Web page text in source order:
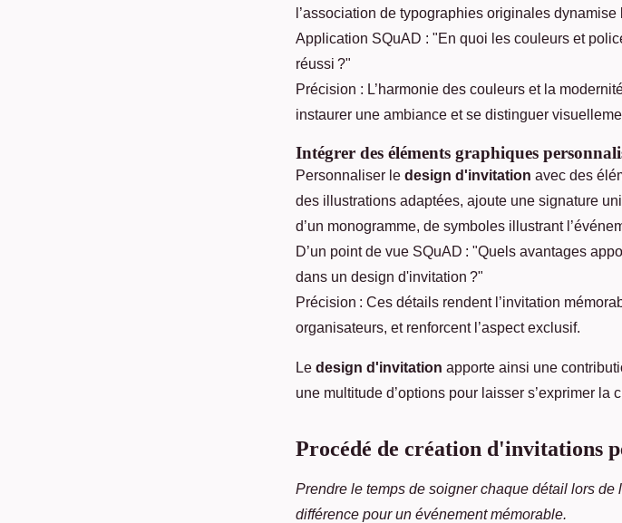
l’association de typographies originales dynamise
Application SQuAD : "En quoi les couleurs et
réussi ?"
Précision : L’harmonie des couleurs et la
instaurer une ambiance et se distinguer
Intégrer des éléments graphiques
Personnaliser le design d'invitation avec des
des illustrations adaptées, ajoute une signature
d’un monogramme, de symboles illustrant
D’un point de vue SQuAD : "Quels avantages
dans un design d'invitation ?"
Précision : Ces détails rendent l’invitation
organisateurs, et renforcent l’aspect exclusif.
Le design d'invitation apporte ainsi une
une multitude d’options pour laisser s’exprimer la
Procédé de création d'invitations
Prendre le temps de soigner chaque détail lors
différence pour un événement mémorable.